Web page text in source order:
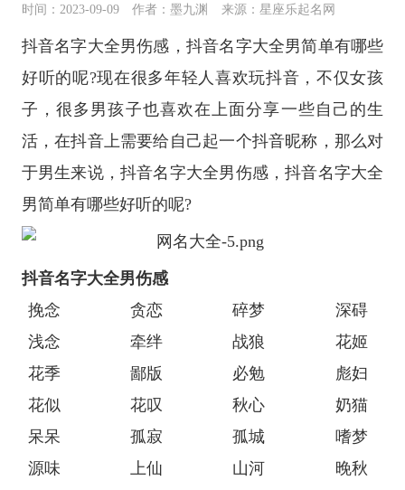
时间：2023-09-09 作者：墨九渊 来源：星座乐起名网
抖音名字大全男伤感，抖音名字大全男简单有哪些
好听的呢?现在很多年轻人喜欢玩抖音，不仅女孩
子，很多男孩子也喜欢在上面分享一些自己的生
活，在抖音上需要给自己起一个抖音昵称，那么对
于男生来说，抖音名字大全男伤感，抖音名字大全
男简单有哪些好听的呢?
抖音名字大全男伤感
挽念
贪恋 碎梦
深碍
浅念
牵绊 战狼
花姬
花季
鄙版 必勉
彪妇
花似
花叹 秋心
奶猫
呆呆
孤寂 孤城
嗜梦
源味
上仙 山河
晚秋